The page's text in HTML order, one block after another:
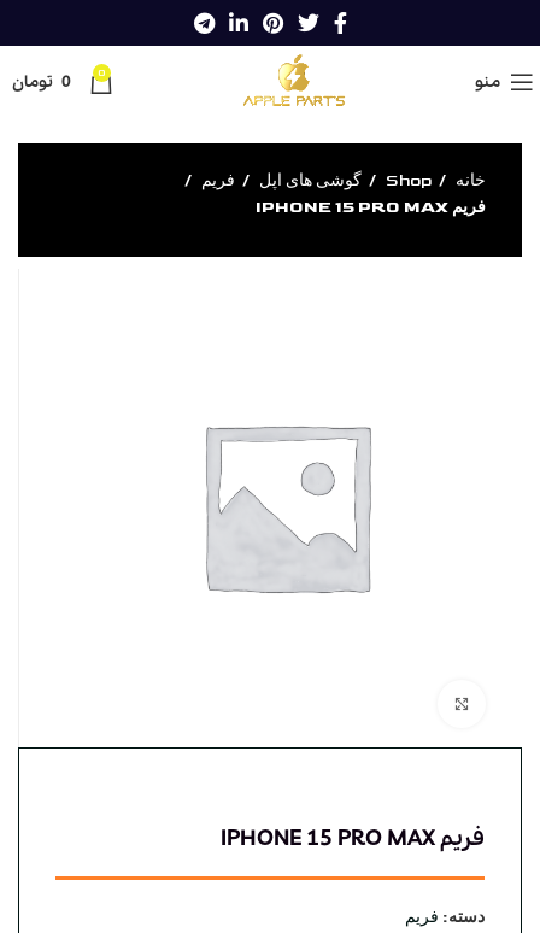
منو 0
0 تومان
خانه Shop گوشی های اپل
فریم
فریم IPHONE 15 PRO MAX
فریم IPHONE 15 PRO MAX
دسته: فریم